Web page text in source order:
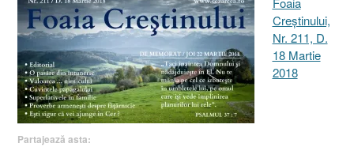
Creştinului,
Nr. 211, D.
18 Martie
2018
Partajează asta: